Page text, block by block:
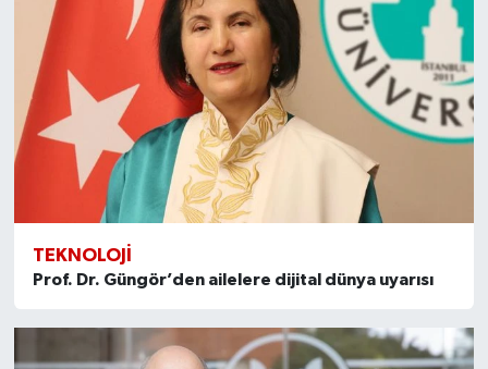
TEKNOLOJI
Prof. Dr. Güngör’den ailelere dijital dünya uyarısı